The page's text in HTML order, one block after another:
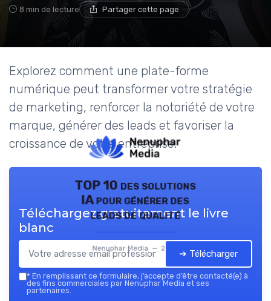
8 min de lecture Partager cette page
Explorez comment une plate-forme
numérique peut transformer votre stratégie
de marketing, renforcer la notoriété de votre
marque, générer des leads et favoriser la
croissance de votre entreprise.
TOP 10 des solutions
IA pour générer des
leads de qualité
Nenuphar Media — 2026
Téléchargez gratuitement le livre
blanc
➔ Télécharger
* En remplissant ce formulaire, j’accepte d’être contacté(e) à
des fins commerciales par Nenuphar Media et ses
partenaires.